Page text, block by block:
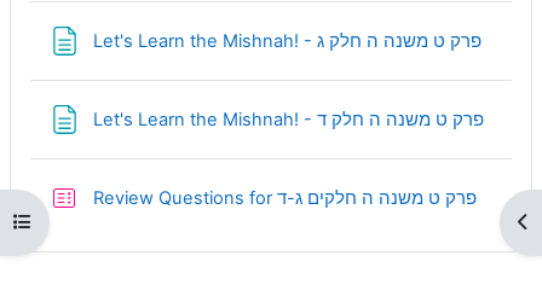
Open course index
Let's Learn the Mishnah! - פרק ט משנה ה חלק גPage
Let's Learn the Mishnah! - פרק ט משנה ה חלק דPage
Review Questions for פרק ט משנה ה חלקים ג-דQuiz